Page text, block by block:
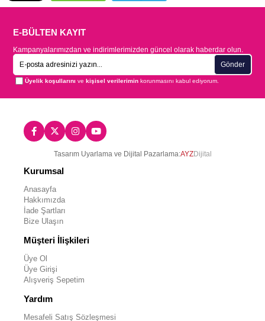
E-BÜLTEN KAYIT
Kampanyalarımızdan ve indirimlerimizden güncel olarak haberdar olun.
Gönder
Üyelik koşullarını vekişisel verilerimin korunmasını kabul ediyorum.
Tasarım Uyarlama ve Dijital Pazarlama:AYZDijital
Kurumsal
Anasayfa
Hakkımızda
İade Şartları
Bize Ulaşın
Müşteri İlişkileri
Üye Ol
Üye Girişi
Alışveriş Sepetim
Yardım
Mesafeli Satış Sözleşmesi